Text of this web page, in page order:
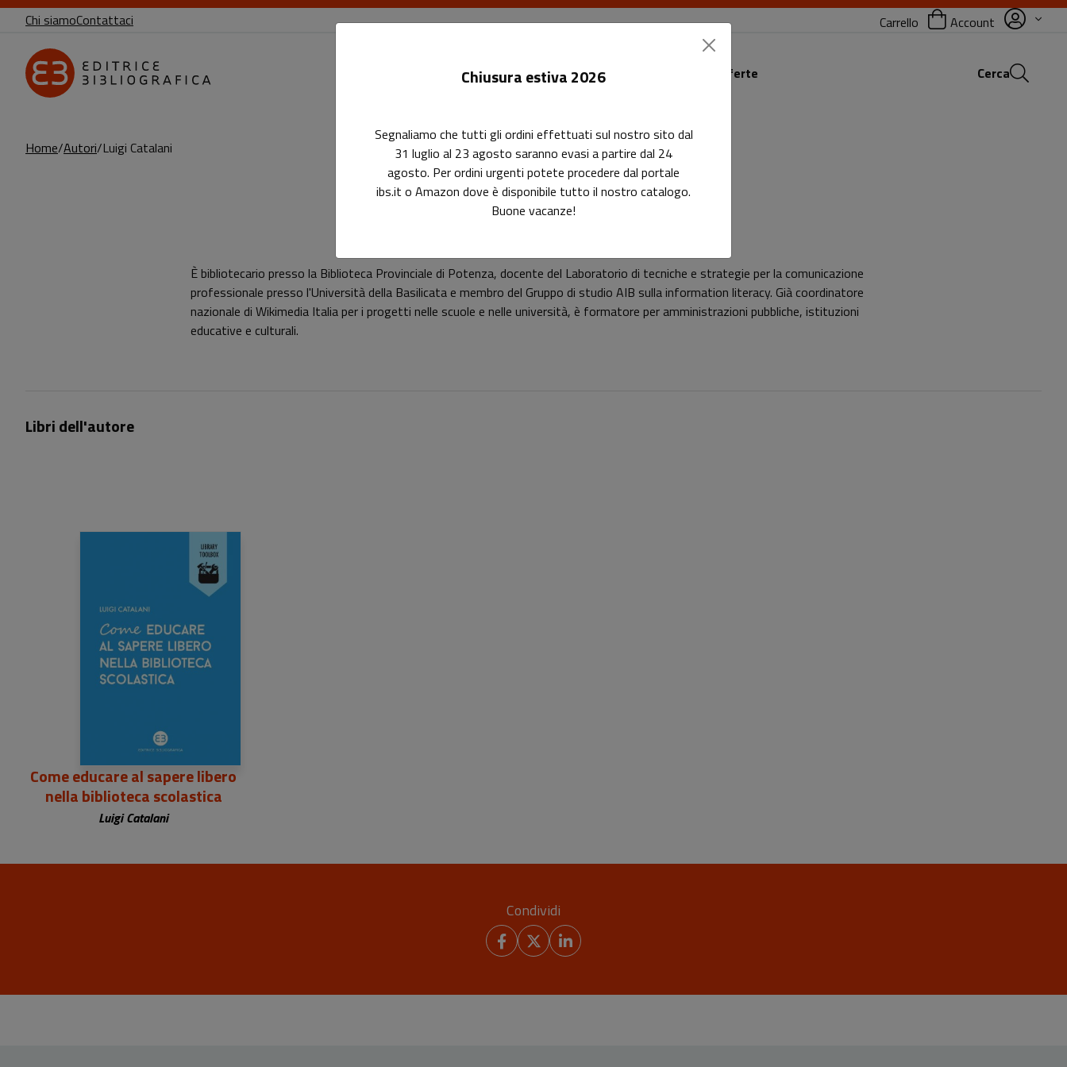
Chi siamoContattaci Carrello Account
Le riviste I corsi Le offerte Cerca
Home Autori Luigi Catalani
Luigi Catalani
È bibliotecario presso la Biblioteca Provinciale di Potenza, docente del Laboratorio di tecniche e strategie per la comunicazione
professionale presso l'Università della Basilicata e membro del Gruppo di studio AIB sulla information literacy. Già coordinatore
nazionale di Wikimedia Italia per i progetti nelle scuole e nelle università, è formatore per amministrazioni pubbliche, istituzioni
educative e culturali.
Libri dell'autore
8,00 €
Come educare al sapere libero
nella biblioteca scolastica
Luigi Catalani
Condividi
Chiusura estiva 2026
Segnaliamo che tutti gli ordini effettuati sul nostro sito dal
31 luglio al 23 agosto saranno evasi a partire dal 24
agosto. Per ordini urgenti potete procedere dal portale
ibs.it o Amazon dove è disponibile tutto il nostro catalogo.
Buone vacanze!